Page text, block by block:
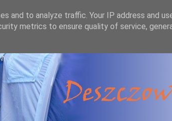
and to analyze traffic. Your IP address and
metrics to ensure quality of service,